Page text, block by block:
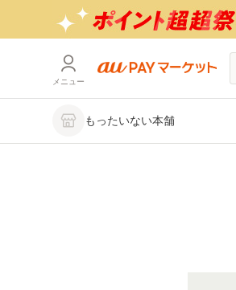
メニュー
もったいない本舗